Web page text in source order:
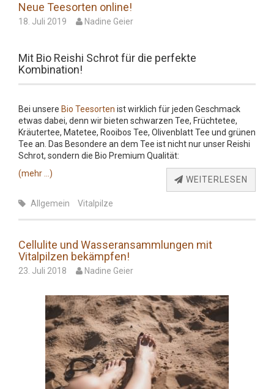
Neue Teesorten online!
18. Juli 2019 Nadine Geier
Mit Bio Reishi Schrot für die perfekte
Kombination!
Bei unsere Bio Teesorten ist wirklich für jeden Geschmack
etwas dabei, denn wir bieten schwarzen Tee, Früchtetee,
Kräutertee, Matetee, Rooibos Tee, Olivenblatt Tee und grünen
Tee an. Das Besondere an dem Tee ist nicht nur unser Reishi
Schrot, sondern die Bio Premium Qualität:
(mehr …)
WEITERLESEN
Allgemein Vitalpilze
Cellulite und Wasseransammlungen mit
Vitalpilzen bekämpfen!
23. Juli 2018 Nadine Geier